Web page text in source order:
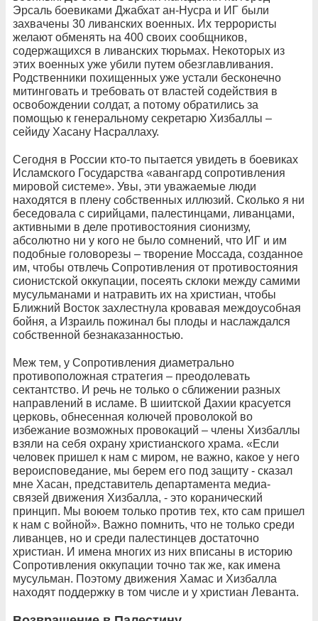
Эрсаль боевиками Джабхат ан-Нусра и ИГ были
захвачены 30 ливанских военных. Их террористы
желают обменять на 400 своих сообщников,
содержащихся в ливанских тюрьмах. Некоторых из
этих военных уже убили путем обезглавливания.
Родственники похищенных уже устали бесконечно
митинговать и требовать от властей содействия в
освобождении солдат, а потому обратились за
помощью к генеральному секретарю Хизбаллы –
сейиду Хасану Насраллаху.
Сегодня в России кто-то пытается увидеть в боевиках
Исламского Государства «авангард сопротивления
мировой системе». Увы, эти уважаемые люди
находятся в плену собственных иллюзий. Сколько я ни
беседовала с сирийцами, палестинцами, ливанцами,
активными в деле противостояния сионизму,
абсолютно ни у кого не было сомнений, что ИГ и им
подобные головорезы – творение Моссада, созданное
им, чтобы отвлечь Сопротивления от противостояния
сионистской оккупации, посеять склоки между самими
мусульманами и натравить их на христиан, чтобы
Ближний Восток захлестнула кровавая междоусобная
бойня, а Израиль пожинал бы плоды и наслаждался
собственной безнаказанностью.
Меж тем, у Сопротивления диаметрально
противоположная стратегия – преодолевать
сектантство. И речь не только о сближении разных
направлений в исламе. В шиитской Дахии красуется
церковь, обнесенная колючей проволокой во
избежание возможных провокаций – члены Хизбаллы
взяли на себя охрану христианского храма. «Если
человек пришел к нам с миром, не важно, какое у него
вероисповедание, мы берем его под защиту - сказал
мне Хасан, представитель департамента медиа-
связей движения Хизбалла, - это коранический
принцип. Мы воюем только против тех, кто сам пришел
к нам с войной». Важно помнить, что не только среди
ливанцев, но и среди палестинцев достаточно
христиан. И имена многих из них вписаны в историю
Сопротивления оккупации точно так же, как имена
мусульман. Поэтому движения Хамас и Хизбалла
находят поддержку в том числе и у христиан Леванта.